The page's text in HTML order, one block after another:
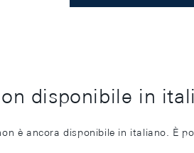
disponibile in
è ancora disponibile in italiano. È